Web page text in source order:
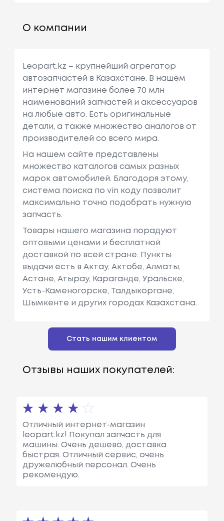
О компании
Leopart.kz – крупнейший агрегатор
автозапчастей в Казахстане. В нашем
интернет магазине более 70 млн
наименований запчастей и аксессуаров
на любые авто. Есть оригинальные
детали, а также множество аналогов от
производителей со всего мира.
На нашем сайте представлены
множество каталогов самых разных
марок автомобилей. Благодоря этому,
система поиска по vin коду позволит
максимально точно подобрать нужную
запчасть.
Товары нашего магазина порадуют
оптовыми ценами и бесплатной
доставкой по всей стране. Пункты
выдачи есть в Актау, Актобе, Алматы,
Астане, Атырау, Караганде, Уральске,
Усть-Каменогорске, Талдыкоргане,
Шымкенте и других городах Казахстана.
Стать нашим клиентом
Отзывы наших покупателей:
Отличный интернет-магазин
leopart.kz! Покупал запчасть для
машины. Очень дешево, доставка
быстрая. Отличный сервис, очень
дружелюбный персонал. Очень
рекомендую.